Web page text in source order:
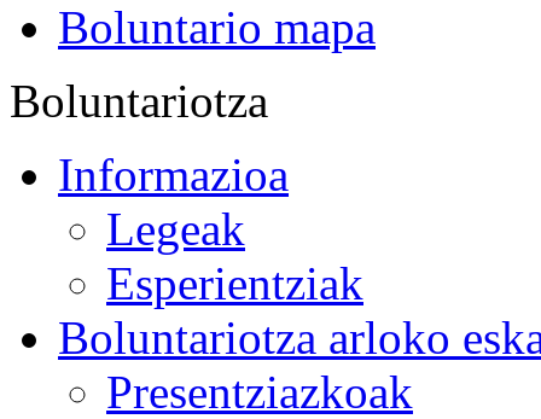
Boluntario mapa
Boluntariotza
Informazioa
Legeak
Esperientziak
Boluntariotza arloko
Presentziazkoak